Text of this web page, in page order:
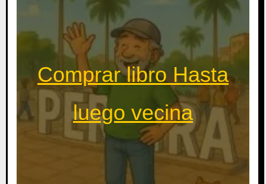
Comprar libro Hasta
luego vecina